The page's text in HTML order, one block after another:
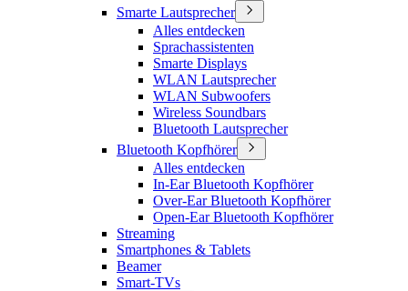
Smarte Lautsprecher
Alles entdecken
Sprachassistenten
Smarte Displays
WLAN Lautsprecher
WLAN Subwoofers
Wireless Soundbars
Bluetooth Lautsprecher
Bluetooth Kopfhörer
Alles entdecken
In-Ear Bluetooth Kopfhörer
Over-Ear Bluetooth Kopfhörer
Open-Ear Bluetooth Kopfhörer
Streaming
Smartphones & Tablets
Beamer
Smart-TVs